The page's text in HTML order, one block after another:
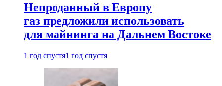
Непроданный в Европу
газ предложили использовать
для майнинга на Дальнем Востоке
1 год спустя1 год спустя